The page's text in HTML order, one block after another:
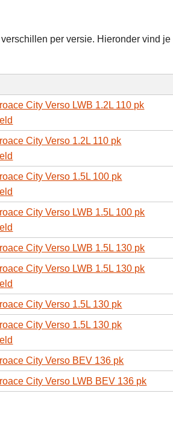
per versie. Hieronder vind je
City Verso LWB 1.2L 110 pk
City Verso 1.2L 110 pk
City Verso 1.5L 100 pk
City Verso LWB 1.5L 100 pk
City Verso LWB 1.5L 130 pk
City Verso LWB 1.5L 130 pk
City Verso 1.5L 130 pk
City Verso 1.5L 130 pk
City Verso BEV 136 pk
City Verso LWB BEV 136 pk